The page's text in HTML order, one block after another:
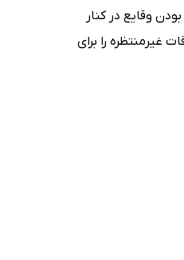
وقایع در کنار
غیرمنتظره را برای